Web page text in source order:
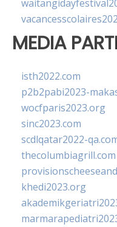
MEDIA
isth2022.com
p2b2pabi2023-
wocfparis2023.org
sinc2023.com
scdlqatar2022-
thecolumbiagrill.com
khedi2023.org